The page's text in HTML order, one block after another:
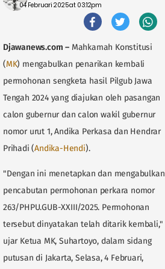
04 Februari 2025 at 03:12pm
Djawanews.com – Mahkamah Konstitusi
(MK) mengabulkan penarikan kembali
permohonan sengketa hasil Pilgub Jawa
Tengah 2024 yang diajukan oleh pasangan
calon gubernur dan calon wakil gubernur
nomor urut 1, Andika Perkasa dan Hendrar
Prihadi (Andika-Hendi).
"Dengan ini menetapkan dan mengabulkan
pencabutan permohonan perkara nomor
263/PHPU.GUB-XXIII/2025. Permohonan
tersebut dinyatakan telah ditarik kembali,"
ujar Ketua MK, Suhartoyo, dalam sidang
putusan di Jakarta, Selasa, 4 Februari,